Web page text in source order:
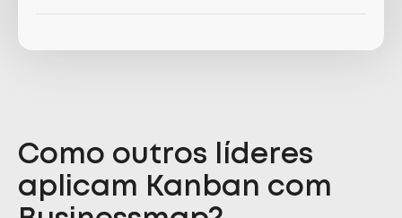
Como outros líderes
aplicam Kanban com